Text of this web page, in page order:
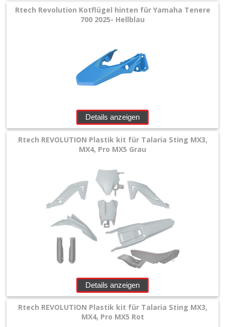
Rtech Revolution Kotflügel hinten für Yamaha Tenere
700 2025- Hellblau
Details anzeigen
Rtech REVOLUTION Plastik kit für Talaria Sting MX3,
MX4, Pro MX5 Grau
Details anzeigen
Rtech REVOLUTION Plastik kit für Talaria Sting MX3,
MX4, Pro MX5 Rot